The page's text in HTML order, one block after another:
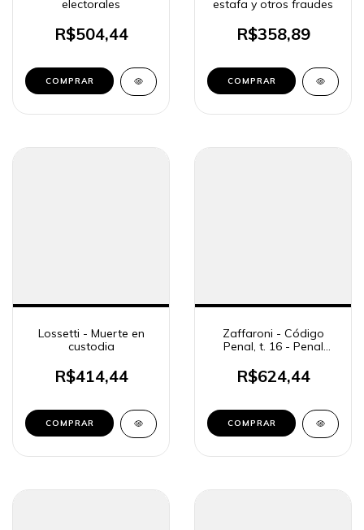
electorales
R$504,44
COMPRAR
estafa y otros fraudes
R$358,89
COMPRAR
Lossetti - Muerte en
custodia
R$414,44
COMPRAR
Zaffaroni - Código
Penal, t. 16 - Penal
R$624,44
COMPRAR